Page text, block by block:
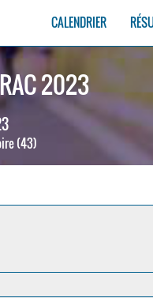
CALENDRIER
2023
(43)